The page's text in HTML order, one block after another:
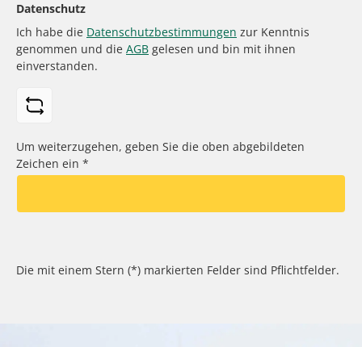
Datenschutz
Ich habe die Datenschutzbestimmungen zur Kenntnis
genommen und die AGB gelesen und bin mit ihnen
einverstanden.
Um weiterzugehen, geben Sie die oben abgebildeten
Zeichen ein *
Die mit einem Stern (*) markierten Felder sind Pflichtfelder.